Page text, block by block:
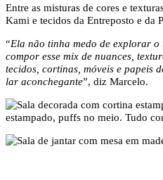
Entre as misturas de cores e
Kami e tecidos da Entreposto e da
“Ela não tinha medo de explorar
compor esse mix de nuances,
tecidos, cortinas, móveis e papeis
lar aconchegante”, diz Marcelo.